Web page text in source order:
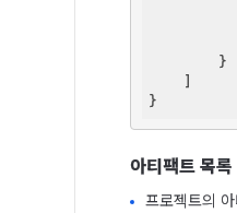
        }
    ]
아티팩트 목
프로젝트의